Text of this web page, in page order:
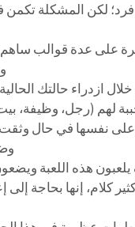
لكن المشكلة تكمن
على عدة قوالب ساهم
ازدراء حالتك
لهم (رجل، وظيفة،
على نفسها في حال
هذه اللعبة
كلام، إنها بحاجة